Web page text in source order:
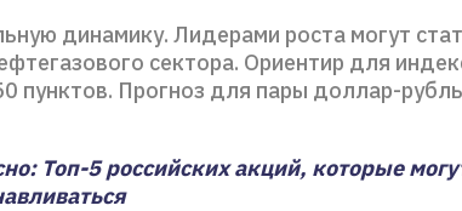
динамику. Лидерами роста могут
сектора. Ориентир для
пунктов. Прогноз для пары доллар-
Топ-5 российских акций, которые